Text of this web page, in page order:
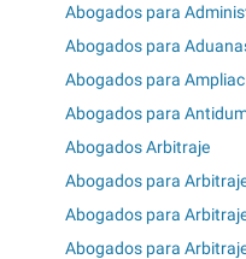
Abogados para
Abogados para
Abogados para
Abogados para
Abogados Arbitraje
Abogados para
Abogados para
Abogados para